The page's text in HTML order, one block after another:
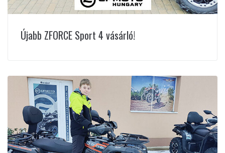
Újabb ZFORCE Sport 4 vásárló!